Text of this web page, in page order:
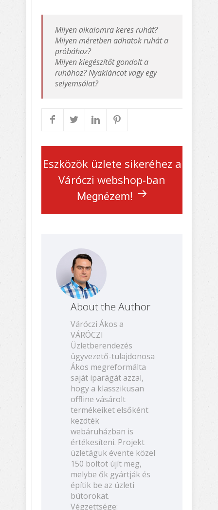
Milyen alkalomra keres ruhát?
Milyen méretben adhatok ruhát a
próbához?
Milyen kiegészítőt gondolt a
ruhához? Nyakláncot vagy egy
selyemsálat?
Eszközök üzlete sikeréhez a
Váróczi webshop-ban
Megnézem!
About the Author
Váróczi Ákos a
VÁRÓCZI
Üzletberendezés
ügyvezető-tulajdonosa
Ákos megreformálta
saját iparágát azzal,
hogy a klasszikusan
offline vásárolt
termékeiket elsőként
kezdték
webáruházban is
értékesíteni. Projekt
üzletáguk évente közel
150 boltot újít meg,
melybe ők gyártják és
építik be az üzleti
bútorokat.
Végzettsége: